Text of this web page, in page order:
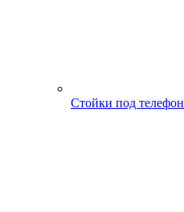
Стойки под телефон